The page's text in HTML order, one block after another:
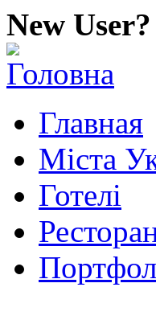
New User?
Главная
Міста
Готелі